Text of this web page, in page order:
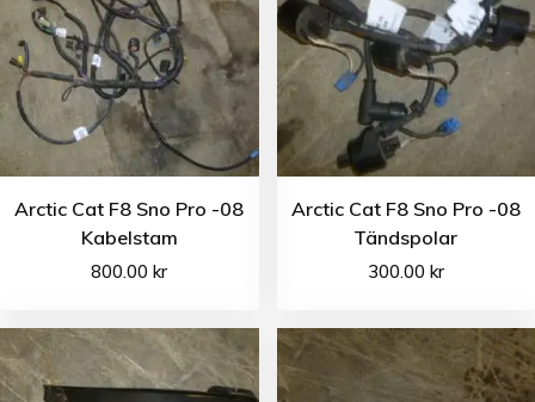
Arctic Cat F8 Sno Pro -08
Kabelstam
800.00kr
Arctic Cat F8 Sno Pro -08
Tändspolar
300.00 kr